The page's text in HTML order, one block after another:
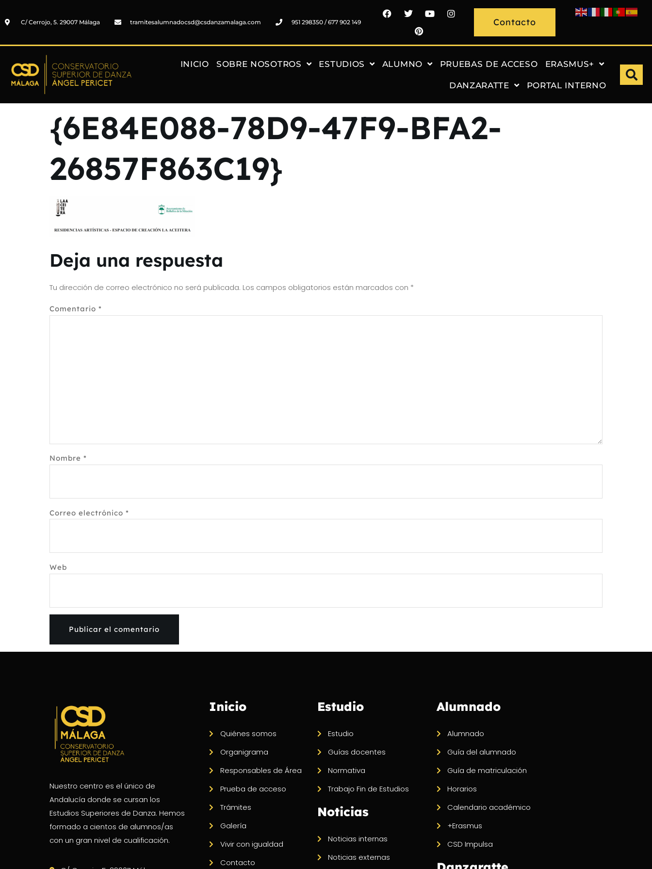
C/ Cerrojo, 5. 29007 Málaga tramitesalumnadocsd@csdanzamalaga.com 951 298350 / 677 902 149 Contacto
INICIO SOBRE NOSOTROS ESTUDIOS ALUMNO PRUEBAS DE ACCESO ERASMUS+
DANZARATTE PORTAL INTERNO
{6E84E088-78D9-47F9-BFA2-
26857F863C19}
Deja una respuesta
Tu dirección de correo electrónico no será publicada. Los campos obligatorios están marcados con *
Comentario *
Nombre *
Correo electrónico *
Web
Nuestro centro es el único de
Andalucía donde se cursan los
Estudios Superiores de Danza. Hemos
formado a cientos de alumnos/as
con un gran nivel de cualificación.
Inicio
Quiénes somos
Organigrama
Responsables de Área
Prueba de acceso
Trámites
Galería
Vivir con igualdad
Contacto
Estudio
Estudio
Guías docentes
Normativa
Trabajo Fin de Estudios
Noticias
Noticias internas
Noticias externas
Alumnado
Alumnado
Guía del alumnado
Guía de matriculación
Horarios
Calendario académico
+Erasmus
CSD Impulsa